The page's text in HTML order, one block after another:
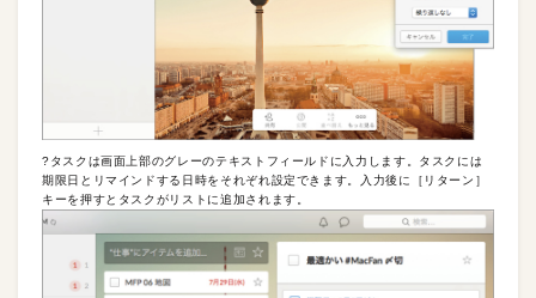
?タスクは画面上部のグレーのテキストフィールドに入力します。タスクには
期限日とリマインドする日時をそれぞれ設定できます。入力後に［リターン］
キーを押すとタスクがリストに追加されます。